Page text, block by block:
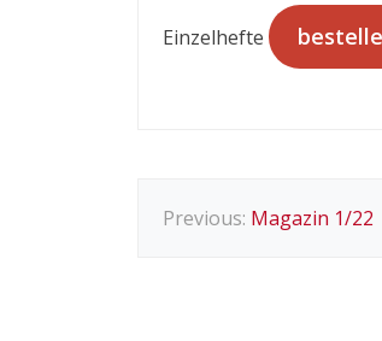
Einzelhefte
B
Previous: Magazin 1/22